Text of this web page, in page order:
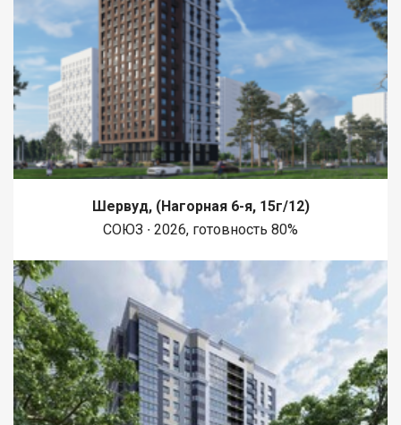
Шервуд, (Нагорная 6-я, 15г/12)
СОЮЗ ∙ 2026, готовность 80%